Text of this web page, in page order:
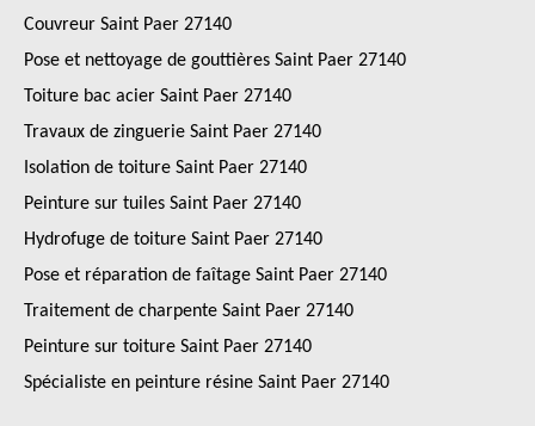
Couvreur Saint Paer 27140
Pose et nettoyage de gouttières Saint Paer 27140
Toiture bac acier Saint Paer 27140
Travaux de zinguerie Saint Paer 27140
Isolation de toiture Saint Paer 27140
Peinture sur tuiles Saint Paer 27140
Hydrofuge de toiture Saint Paer 27140
Pose et réparation de faîtage Saint Paer 27140
Traitement de charpente Saint Paer 27140
Peinture sur toiture Saint Paer 27140
Spécialiste en peinture résine Saint Paer 27140